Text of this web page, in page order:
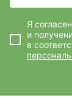
Я
и
в